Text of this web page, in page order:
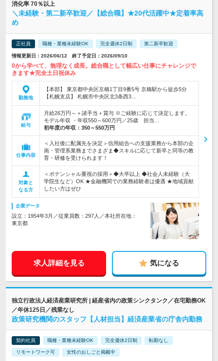
消化率 70％以上
＼未経験・第二新卒歓迎／【総合職】★20代活躍中★定着率高
め
正社員 職種・業種未経験OK 完全週休2日制 第二新卒歓迎
情報更新日：2026/06/12 終了予定日：2026/09/10
0から学べて、無理なく成長。総合職として幅広い仕事にチャレンジで
きます★完全土日祝休み
勤務地
【本部】 東京都中央区京橋1丁目9番5号 京橋駅から徒歩5分
【札幌支店】 札幌市中央区北3条西3…
給与
月給26万円～＋諸手当＋賞与 ※ご経験に応じて決定します。
モデル年収 ・年収550～600万円／25歳 担当…
初年度の年収： 350～550万円
仕事内容
＜入社後に配属先を決定＞信用組合への支援業務から本部の企
画・管理系業務までさまざま◆スキルに応じて新卒と同等の教
育・研修を受けられます！
対象と
なる方
＜ポテンシャル重視の採用＞◆大卒以上 ◆社会人未経験（大
学院生など）OK ★金融機関での業務経験者は優遇 ★地域貢献
したい方はぜひ
企業データ
設立：1954年3月／従業員数：297人／本社所在地：
東京都
求人詳細を見る 気になる
独立行政法人経済産業研究所 | 経産省内の政策シンクタンク／在宅勤務OK
／年休125日／残業なし
政策研究機関のスタッフ【人材担当】経済産業省の庁舎内勤務
契約社員 職種・業種未経験OK 完全週休2日制 転勤なし
リモートワーク可 女性のおしごと掲載中